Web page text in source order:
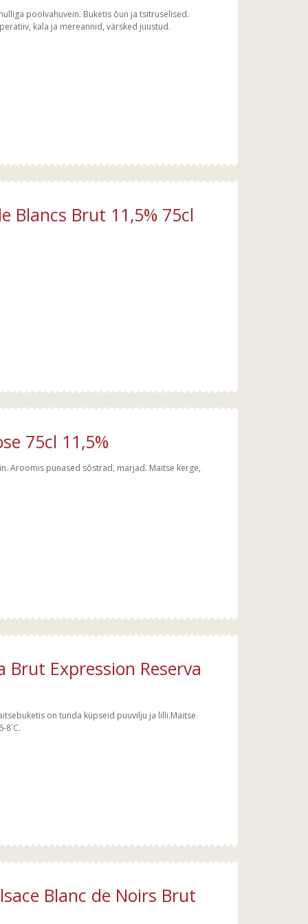
poolvahuvein. Buketis õun ja tsitruselised.
kala ja mereannid, värsked juustud.
Blancs Brut 11,5% 75cl
75cl 11,5%
Aroomis punased sõstrad, marjad. Maitse kerge,
Brut Expression Reserva
on tunda küpseid puuvilju ja lilli.Maitse
8`C.
Blanc de Noirs Brut